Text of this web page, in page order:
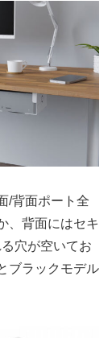
/背面ポート全
、背面にはセキ
穴が空いてお
ブラックモデル